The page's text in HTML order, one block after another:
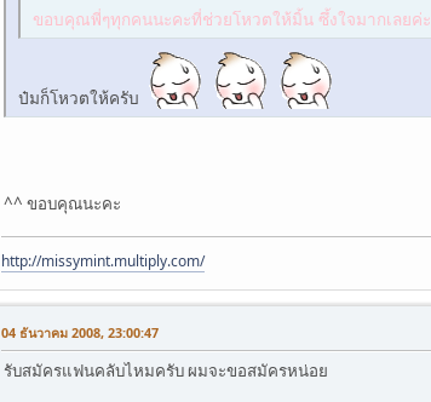
ขอบคุณพี่ๆทุกคนนะคะที่ช่วยโหวตให้มิ้น ซึ้งใจมากเลยค่ะ
ป๋มก็โหวตให้ครับ
^^ ขอบคุณนะคะ
http://missymint.multiply.com/
04 ธันวาคม 2008, 23:00:47
รับสมัครแฟนคลับไหมครับ ผมจะขอสมัครหน่อย